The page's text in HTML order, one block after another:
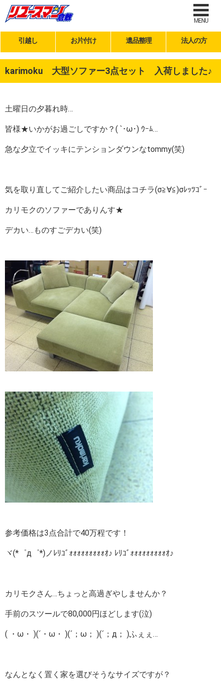
MENU
引越し お片付け 遺品整理 法人の方
karimoku 大型ソファー3点セット 入荷しました♪
土曜日の夕暮れ時…
皆様★いかがお過ごしですか？( `･ω･) ｳｰﾑ…
急な夕立でイッキにテンションダウンなtommy(笑)
気を取り直してご紹介したい商品はコチラ(σ≧∀≦)σﾚｯﾂｺﾞｰ
カリモクのソファーでありんす★
デカい…ものすごデカい(笑)
参考価格は3点合計で40万程です！
ヾ(*゜д゜*)ノﾚﾘｺﾞｫｫｫｫｫｫｫｫｫｵ♪ ﾚﾘｺﾞｫｫｫｫｫｫｫｫｫｵ♪
カリモクさん…ちょっと高過ぎやしませんか？
手前のスツールで80,000円ほどします(泣)
( ・ω・ )(´・ω・ )(´；ω； )(´；д； )ふぇぇ…
なんとなく置く家を選びそうなサイズですが？